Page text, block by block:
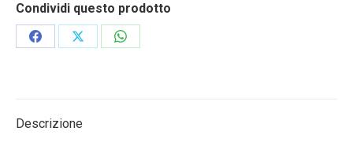
Condividi questo prodotto
CondividiCondividiCondividi
Descrizione